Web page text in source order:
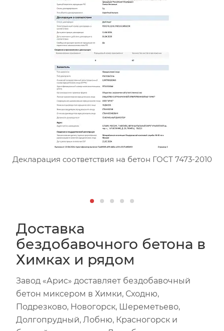
Сертификат соответствия
Декларация соответствия на бетон ГОСТ 7473-2010
Доставка
бездобавочного бетона в
Химках и рядом
Завод «Арис» доставляет бездобавочный
бетон миксером в Химки, Сходню,
Подрезково, Новогорск, Шереметьево,
Долгопрудный, Лобню, Красногорск и